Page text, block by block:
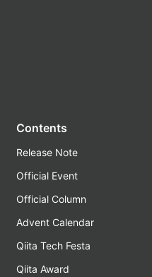
Contents
Release Note
Official Event
Official Column
Advent Calendar
Qiita Tech Festa
Qiita Award